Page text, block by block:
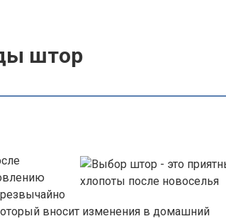
штор
вносит изменения в домашний